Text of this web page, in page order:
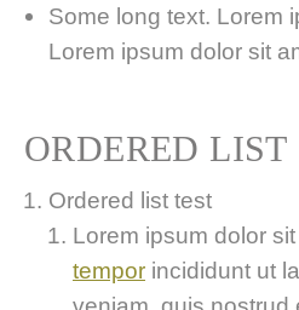
Some long text. Lorem
Lorem ipsum dolor sit
ORDERED LIST
Ordered list test
Lorem ipsum dolor
tempor incididunt ut